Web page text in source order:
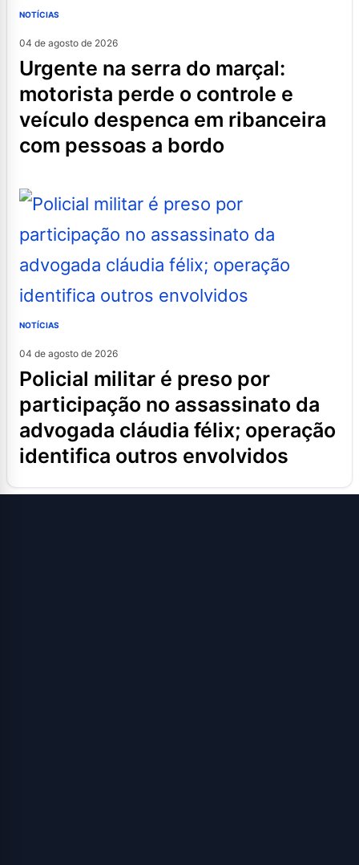
NOTÍCIAS
04 de agosto de 2026
urgente na serra do marçal:
motorista perde o controle e
veículo despenca em ribanceira
com pessoas a bordo
NOTÍCIAS
04 de agosto de 2026
policial militar é preso por
participação no assassinato da
advogada cláudia félix; operação
identifica outros envolvidos